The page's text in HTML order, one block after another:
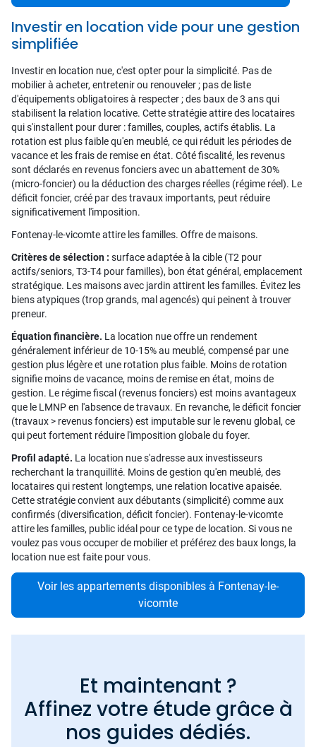
Investir en location vide pour une gestion
simplifiée
Investir en location nue, c'est opter pour la simplicité. Pas de
mobilier à acheter, entretenir ou renouveler ; pas de liste
d'équipements obligatoires à respecter ; des baux de 3 ans qui
stabilisent la relation locative. Cette stratégie attire des locataires
qui s'installent pour durer : familles, couples, actifs établis. La
rotation est plus faible qu'en meublé, ce qui réduit les périodes de
vacance et les frais de remise en état. Côté fiscalité, les revenus
sont déclarés en revenus fonciers avec un abattement de 30%
(micro-foncier) ou la déduction des charges réelles (régime réel). Le
déficit foncier, créé par des travaux importants, peut réduire
significativement l'imposition.
Fontenay-le-vicomte attire les familles. Offre de maisons.
Critères de sélection : surface adaptée à la cible (T2 pour
actifs/seniors, T3-T4 pour familles), bon état général, emplacement
stratégique. Les maisons avec jardin attirent les familles. Évitez les
biens atypiques (trop grands, mal agencés) qui peinent à trouver
preneur.
Équation financière. La location nue offre un rendement
généralement inférieur de 10-15% au meublé, compensé par une
gestion plus légère et une rotation plus faible. Moins de rotation
signifie moins de vacance, moins de remise en état, moins de
gestion. Le régime fiscal (revenus fonciers) est moins avantageux
que le LMNP en l'absence de travaux. En revanche, le déficit foncier
(travaux > revenus fonciers) est imputable sur le revenu global, ce
qui peut fortement réduire l'imposition globale du foyer.
Profil adapté. La location nue s'adresse aux investisseurs
recherchant la tranquillité. Moins de gestion qu'en meublé, des
locataires qui restent longtemps, une relation locative apaisée.
Cette stratégie convient aux débutants (simplicité) comme aux
confirmés (diversification, déficit foncier). Fontenay-le-vicomte
attire les familles, public idéal pour ce type de location. Si vous ne
voulez pas vous occuper de mobilier et préférez des baux longs, la
location nue est faite pour vous.
Voir les appartements disponibles à Fontenay-le-
vicomte
Et maintenant ?
Affinez votre étude grâce à
nos guides dédiés.